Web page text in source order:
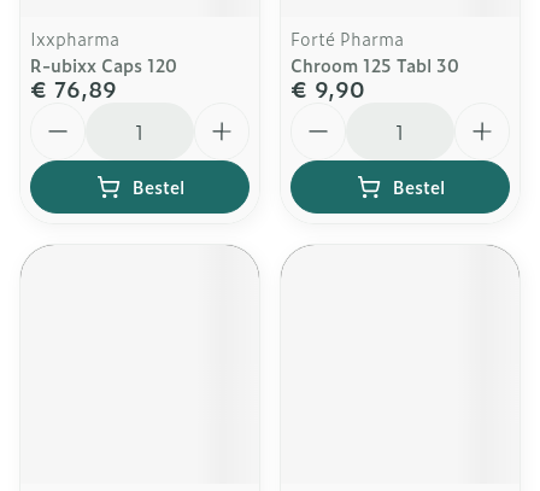
Ixxpharma
R-ubixx Caps 120
€ 76,89
Bestel
Forté Pharma
Chroom 125 Tabl 30
€ 9,90
Bestel